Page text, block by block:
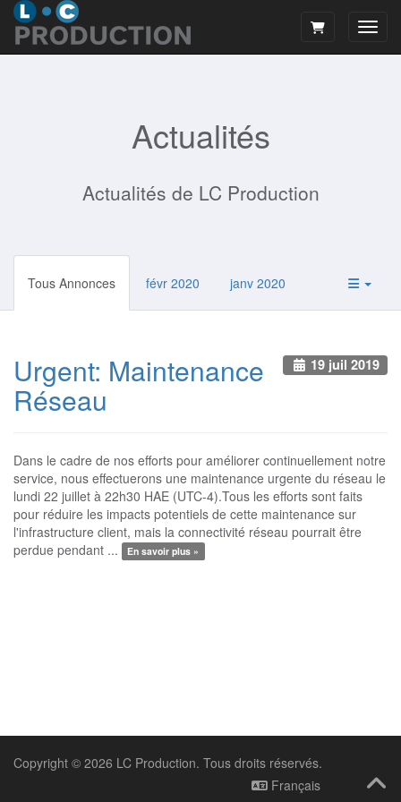
Actualités
Actualités de LC Production
Tous Annonces févr 2020 janv 2020
19 juil 2019
Urgent: Maintenance
Réseau
Dans le cadre de nos efforts pour améliorer continuellement notre
service, nous effectuerons une maintenance urgente du réseau le
lundi 22 juillet à 22h30 HAE (UTC-4).Tous les efforts sont faits
pour réduire les impacts potentiels de cette maintenance sur
l'infrastructure client, mais la connectivité réseau pourrait être
perdue pendant ...
En savoir plus »
Copyright © 2026 LC Production. Tous droits réservés.
Français